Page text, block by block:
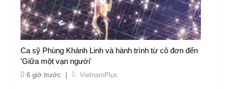
Ca sỹ Phùng Khánh Linh và hành trình từ cô đơn đến
'Giữa một vạn người'
6 giờ trước VietnamPlus